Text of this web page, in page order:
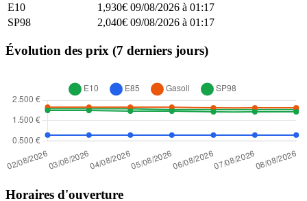
E10
1,930€ 09/08/2026 à 01:17
SP98
2,040€ 09/08/2026 à 01:17
Évolution des prix (7 derniers jours)
Horaires d'ouverture